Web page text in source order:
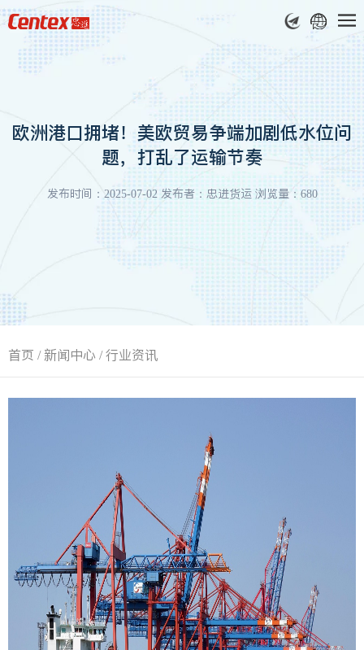
欧洲港口拥堵！美欧贸易争端加剧低水位问
题，打乱了运输节奏
发布时间：2025-07-02 发布者：忠进货运 浏览量：680
首页 /新闻中心 /行业资讯